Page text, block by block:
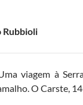
Rubbioli
viagem à
O Carste,